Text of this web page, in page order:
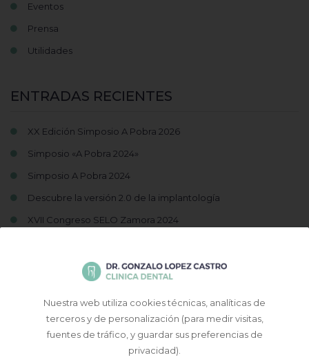
Eventos
Prensa
Utilidades
ENTRADAS RECIENTES
XX Edición Simposio A Pobra 2026
Simposio «A Pobra 2024»
Simposio A Pobra 2024
Descubre la versión 2.0 de la implantología
XVII Congreso SELO Zamora 2024
Nuestra web utiliza cookies técnicas, analíticas de
terceros y de personalización (para medir visitas,
fuentes de tráfico, y guardar sus preferencias de
privacidad).